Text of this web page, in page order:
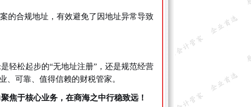
的合规地址，有效避免了因地址异常导致
轻松起步的“无地址注册”，还是规范经营
、可靠、值得信赖的财税管家。
焦于核心业务，在商海之中行稳致远！